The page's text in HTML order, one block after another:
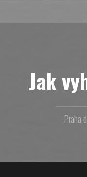
obsahu
Jak
Praha